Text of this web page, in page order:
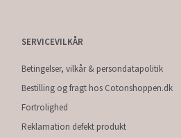
SERVICEVILKÅR
Betingelser, vilkår & persondatapolitik
Bestilling og fragt hos Cotonshoppen.dk
Fortrolighed
Reklamation defekt produkt